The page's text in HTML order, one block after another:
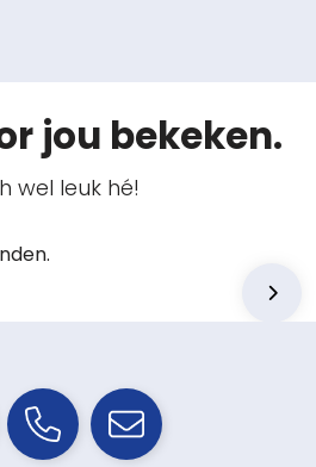
jou bekeken.
wel leuk hé!